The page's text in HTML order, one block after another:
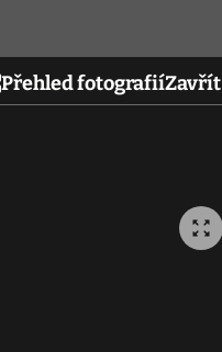
Přehled fotografiíZavřít